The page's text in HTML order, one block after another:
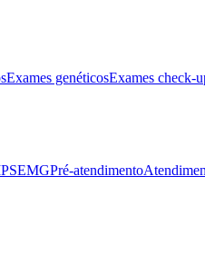
Exames genéticosExames check-
Pré-atendimento